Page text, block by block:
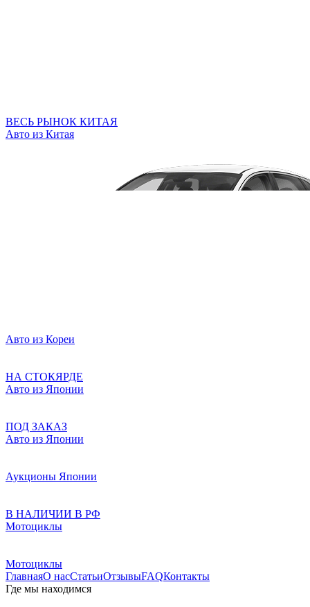
ВЕСЬ РЫНОК КИТАЯ
Авто из Китая
Авто из Кореи
НА СТОКЯРДЕ
Авто из Японии
ПОД ЗАКАЗ
Авто из Японии
Аукционы Японии
В НАЛИЧИИ В РФ
Мотоциклы
Мотоциклы
ГлавнаяО насСтатьиОтзывыFAQКонтакты
Где мы находимся